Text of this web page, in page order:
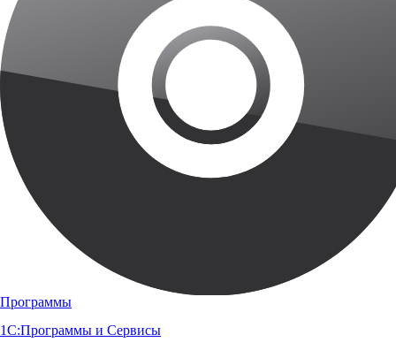
Программы
1С:Программы и Сервисы